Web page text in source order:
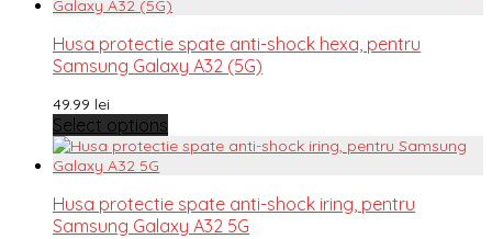
Husa protectie spate anti-shock hexa, pentru
Samsung Galaxy A32 (5G)
49.99 lei
Select options
Husa protectie spate anti-shock iring, pentru
Samsung Galaxy A32 5G